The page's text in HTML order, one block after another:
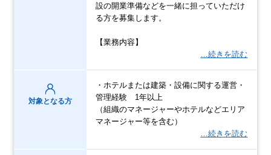
設の開業準備などを一緒に担っていただけ
る方を募集します。
【業務内容】
…続きを読む
対象となる方
・ホテルまたは建築・設備に関する運営・
管理経験 1年以上
（組織のマネージャーやホテルなどエリア
マネージャー等を含む）
…続きを読む